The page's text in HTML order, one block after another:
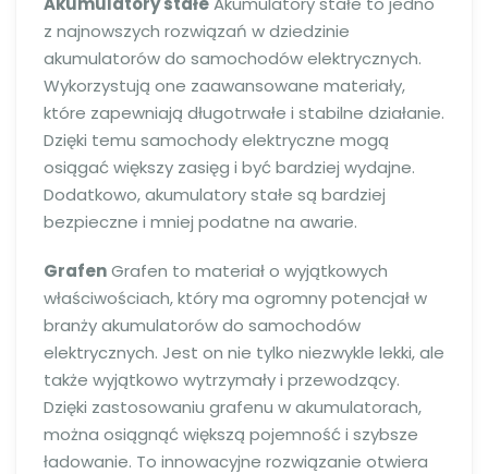
z najnowszych rozwiązań w dziedzinie
akumulatorów do samochodów elektrycznych.
Wykorzystują one zaawansowane materiały,
które zapewniają długotrwałe i stabilne działanie.
Dzięki temu samochody elektryczne mogą
osiągać większy zasięg i być bardziej wydajne.
Dodatkowo, akumulatory stałe są bardziej
bezpieczne i mniej podatne na awarie.
GrafenGrafen to materiał o wyjątkowych
właściwościach, który ma ogromny potencjał w
branży akumulatorów do samochodów
elektrycznych. Jest on nie tylko niezwykle lekki, ale
także wyjątkowo wytrzymały i przewodzący.
Dzięki zastosowaniu grafenu w akumulatorach,
można osiągnąć większą pojemność i szybsze
ładowanie. To innowacyjne rozwiązanie otwiera